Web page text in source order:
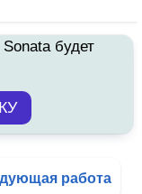
будет
работа